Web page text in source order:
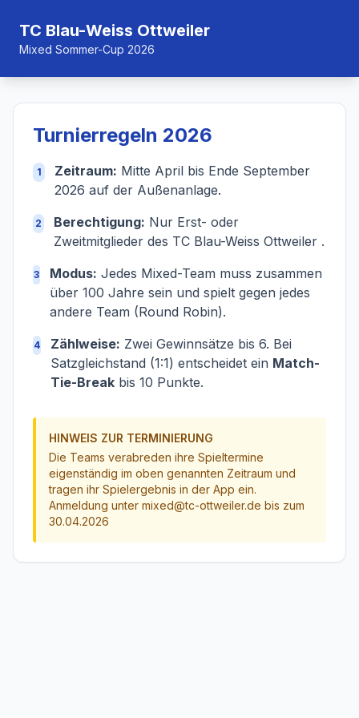
TC Blau-Weiss Ottweiler
Mixed Sommer-Cup 2026
Turnierregeln 2026
1 Zeitraum: Mitte April bis Ende September
2026 auf der Außenanlage.
2 Berechtigung: Nur Erst- oder
Zweitmitglieder des TC Blau-Weiss Ottweiler .
3 Modus: Jedes Mixed-Team muss zusammen
über 100 Jahre sein und spielt gegen jedes
andere Team (Round Robin).
4 Zählweise: Zwei Gewinnsätze bis 6. Bei
Satzgleichstand (1:1) entscheidet ein Match-
Tie-Breakbis 10 Punkte.
HINWEIS ZUR TERMINIERUNG
Die Teams verabreden ihre Spieltermine
eigenständig im oben genannten Zeitraum und
tragen ihr Spielergebnis in der App ein.
Anmeldung unter mixed@tc-ottweiler.de bis zum
30.04.2026